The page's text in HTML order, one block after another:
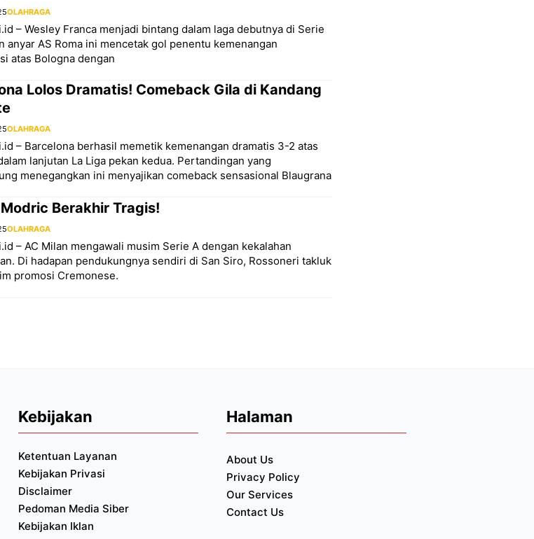
OLAHRAGA
– Wesley Franca menjadi bintang dalam laga debutnya di Serie
anyar AS Roma ini mencetak gol penentu kemenangan
atas Bologna dengan
Lolos Dramatis! Comeback Gila di Kandang
OLAHRAGA
– Barcelona berhasil memetik kemenangan dramatis 3-2 atas
lanjutan La Liga pekan kedua. Pertandingan yang
menegangkan ini menyajikan comeback sensasional Blaugrana
Berakhir Tragis!
OLAHRAGA
– AC Milan mengawali musim Serie A dengan kekalahan
Di hadapan pendukungnya sendiri di San Siro, Rossoneri takluk
promosi Cremonese.
Kebijakan
Ketentuan Layanan
Kebijakan Privasi
Disclaimer
Pedoman Media Siber
Kebijakan Iklan
Halaman
About Us
Privacy Policy
Our Services
Contact Us